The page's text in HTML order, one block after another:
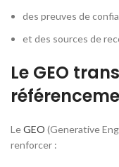
des preuves de
et des sources de
Le GEO
LeGEO (Generative
renforcer :